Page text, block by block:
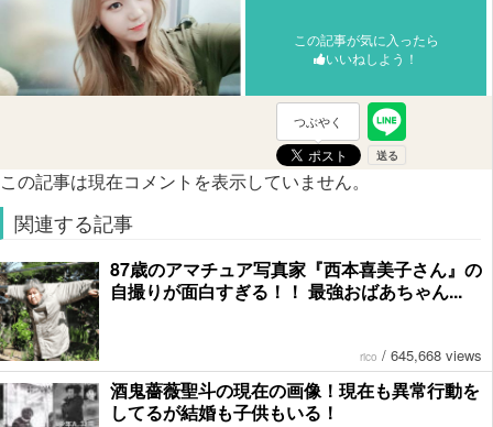
この記事が気に入ったら
いいねしよう！
つぶやく
この記事は現在コメントを表示していません。
関連する記事
87歳のアマチュア写真家『西本喜美子さん』の
自撮りが面白すぎる！！ 最強おばあちゃん...
rico / 645,668 views
酒鬼薔薇聖斗の現在の画像！現在も異常行動を
してるが結婚も子供もいる！